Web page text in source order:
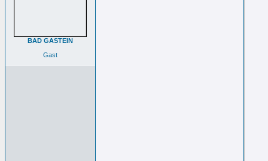
BAD GASTEIN
Gast